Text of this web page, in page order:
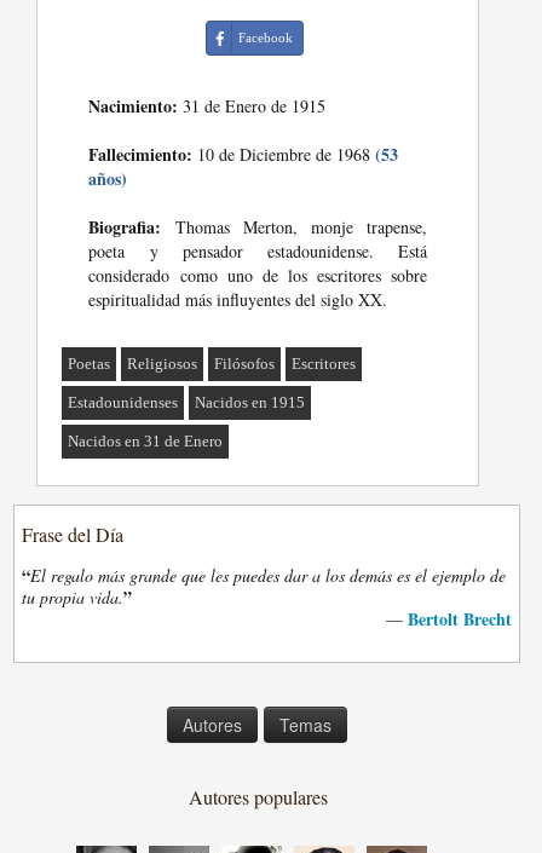
Facebook
Nacimiento: 31 de Enero de 1915
Fallecimiento: 10 de Diciembre de 1968(53
años)
Biografia: Thomas Merton, monje trapense,
poeta y pensador estadounidense. Está
considerado como uno de los escritores sobre
espiritualidad más influyentes del siglo XX.
Poetas Religiosos Filósofos Escritores
Estadounidenses Nacidos en 1915
Nacidos en 31 de Enero
Frase del Día
“El regalo más grande que les puedes dar a los demás es el ejemplo de
tu propia vida.”
— Bertolt Brecht
Autores Temas
Autores populares